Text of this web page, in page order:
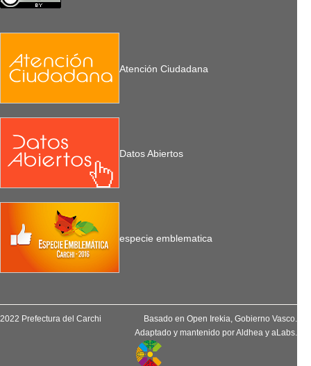
Atención Ciudadana
Datos Abiertos
especie emblematica
2022 Prefectura del Carchi Basado en Open Irekia , Gobierno Vasco.
Adaptado y mantenido porAldhea y aLabs